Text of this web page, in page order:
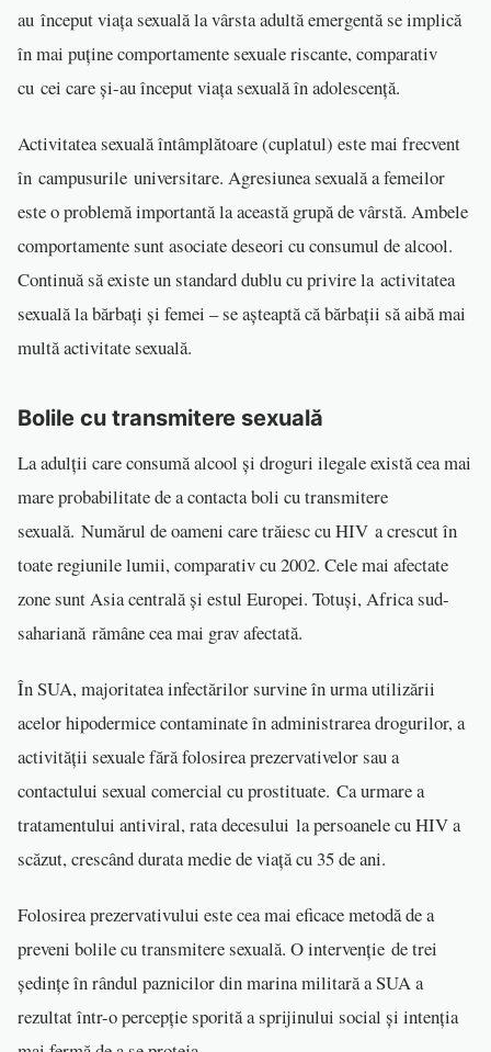
au început viața sexuală la vârsta adultă emergentă se implică
în mai puține comportamente sexuale riscante, comparativ
cu cei care și-au început viața sexuală în adolescență.
Activitatea sexuală întâmplătoare (cuplatul) este mai frecvent
în campusurile universitare. Agresiunea sexuală a femeilor
este o problemă importantă la această grupă de vârstă. Ambele
comportamente sunt asociate deseori cu consumul de alcool.
Continuă să existe un standard dublu cu privire la activitatea
sexuală la bărbați și femei – se așteaptă că bărbații să aibă mai
multă activitate sexuală.
Bolile cu transmitere sexuală
La adulții care consumă alcool și droguri ilegale există cea mai
mare probabilitate de a contacta boli cu transmitere
sexuală. Numărul de oameni care trăiesc cu HIV a crescut în
toate regiunile lumii, comparativ cu 2002. Cele mai afectate
zone sunt Asia centrală și estul Europei. Totuși, Africa sud-
sahariană rămâne cea mai grav afectată.
În SUA, majoritatea infectărilor survine în urma utilizării
acelor hipodermice contaminate în administrarea drogurilor, a
activității sexuale fără folosirea prezervativelor sau a
contactului sexual comercial cu prostituate. Ca urmare a
tratamentului antiviral, rata decesului la persoanele cu HIV a
scăzut, crescând durata medie de viață cu 35 de ani.
Folosirea prezervativului este cea mai eficace metodă de a
preveni bolile cu transmitere sexuală. O intervenție de trei
ședințe în rândul paznicilor din marina militară a SUA a
rezultat într-o percepție sporită a sprijinului social și intenția